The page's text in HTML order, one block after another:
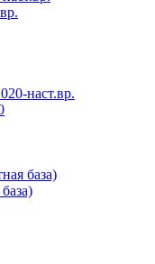
наст.вр.
база)